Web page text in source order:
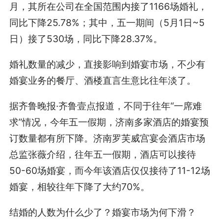
月，其所在公司在全国范围内接了1166场婚礼，
同比下降25.78%；其中，五一期间（5月1日~5
日）接了530场，同比下降28.37%。
婚礼数量的减少，直接影响到婚宴市场，不少有
婚宴业务的餐厅、酒楼直言生意比往年淡了。
据齐鲁晚报·齐鲁壹点报道，不同于往年“一席难
求”情况，今年五一假期，济南多家酒店的婚宴预
订数量都有所下降。济南罗芙威宫宴会酒店市场
总监张薇介绍，往年五一假期，酒店可以接待
50-60场婚宴，而今年该酒店仅仅接待了11-12场
婚宴，相较往年下降了大约70%。
结婚的人数为什么少了？婚宴市场为何下滑？